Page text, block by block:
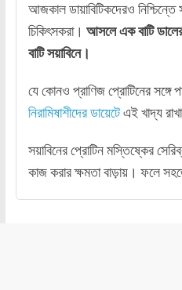
আজকাল ডায়াবিটিকদেরও নিশ্চিন্তে
চিকিৎসকরা। আসলে এক বাটি
বাটি সয়াবিনে।
যে কোনও প্রাণিজ প্রোটিনের সঙ্গে
নিরামিষাশীদের ডায়েটেএই খাদ্য
সয়াবিনের প্রোটিন মস্তিষ্কের
কাজ করার ক্ষমতা বাড়ায়। ফলে